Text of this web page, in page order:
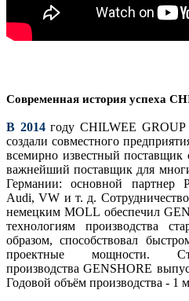
Современная история успеха
В 2014 году CHILWEE
создали совместного
всемирно известный поставщик
важнейший поставщик для
Германии: основной партнер
Audi, VW и т. д.
немецким MOLL обеспечил
технологиям производства
образом, способствовал
проектные мощности.
производства GENSHORE
Годовой объём производства -